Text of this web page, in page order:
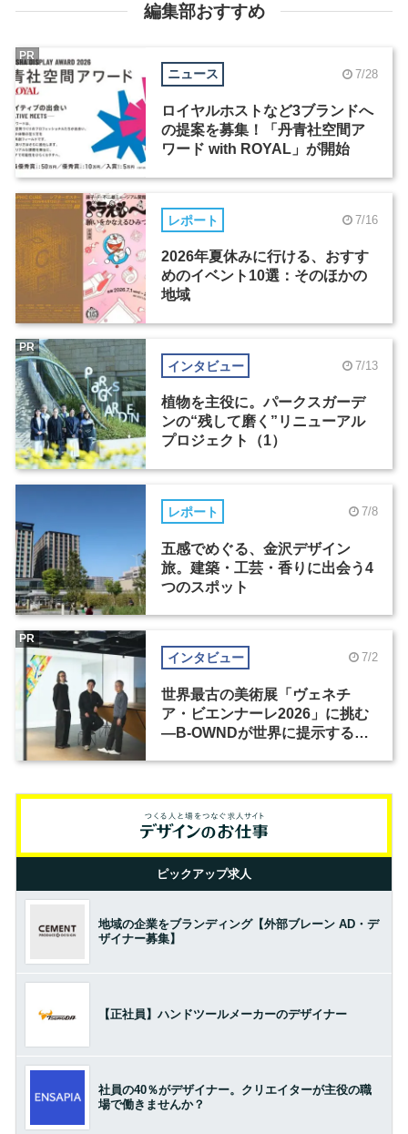
編集部おすすめ
ニュース 7/28
ロイヤルホストなど3ブランドへ
の提案を募集！「丹青社空間ア
ワード with ROYAL」が開始
PR
レポート 7/16
2026年夏休みに行ける、おすす
めのイベント10選：そのほかの
地域
インタビュー 7/13
植物を主役に。パークスガーデ
ンの“残して磨く”リニューアル
プロジェクト（1）
PR
レポート 7/8
五感でめぐる、金沢デザイン
旅。建築・工芸・香りに出会う4
つのスポット
インタビュー 7/2
世界最古の美術展「ヴェネチ
ア・ビエンナーレ2026」に挑む
―B-OWNDが世界に提示する美
PR
ピックアップ求人
地域の企業をブランディング【外部ブレーン AD・デ
ザイナー募集】
【正社員】ハンドツールメーカーのデザイナー
社員の40％がデザイナー。クリエイターが主役の職
場で働きませんか？